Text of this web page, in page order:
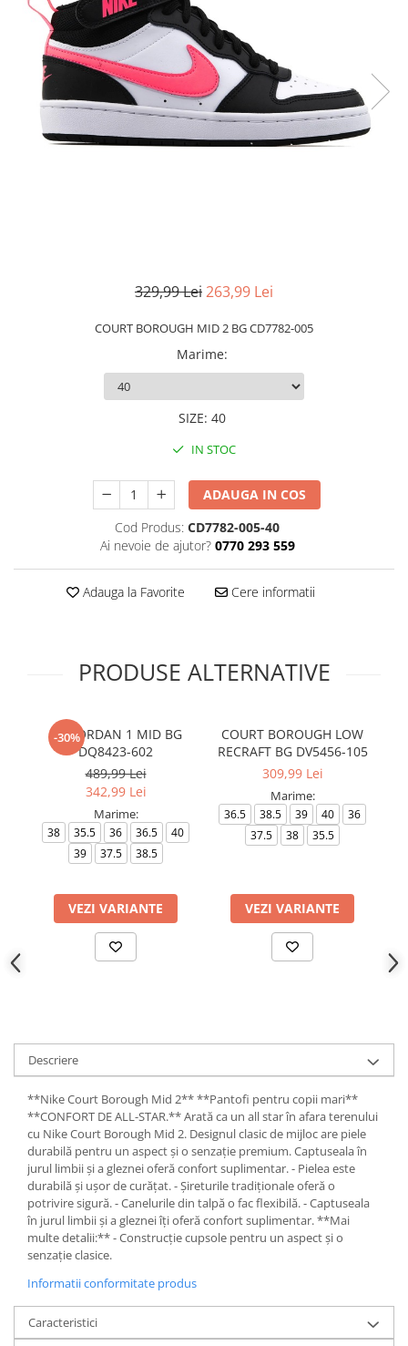
Slapi barbati
Mocasini
Pantofi sport femei
Slapi femei
Sandale & Slapi copii
329,99 Lei263,99 Lei
COURT BOROUGH MID 2 BG CD7782-005
Marime:
SIZE: 40
IN STOC
ADAUGA IN COS
Cod Produs: CD7782-005-40
Ai nevoie de ajutor? 0770 293 559
Adauga la Favorite Cere informatii
PRODUSE ALTERNATIVE
-30%
AIR JORDAN 1 MID BG
DQ8423-602
489,99 Lei
342,99 Lei
Marime:
38 35.5 36 36.5
40
39
37.5 38.5
VEZI VARIANTE
COURT BOROUGH LOW
RECRAFT BG DV5456-105
309,99 Lei
Marime:
36.5 38.5 39 40
36
37.5
38 35.5
VEZI VARIANTE
Descriere
**Nike Court Borough Mid 2** **Pantofi pentru copii mari**
**CONFORT DE ALL-STAR.** Arată ca un all star în afara terenului
cu Nike Court Borough Mid 2. Designul clasic de mijloc are piele
durabilă pentru un aspect și o senzație premium. Captuseala în
jurul limbii și a gleznei oferă confort suplimentar. - Pielea este
durabilă și ușor de curățat. - Șireturile tradiționale oferă o
potrivire sigură. - Canelurile din talpă o fac flexibilă. - Captuseala
în jurul limbii și a gleznei îți oferă confort suplimentar. **Mai
multe detalii:** - Construcție cupsole pentru un aspect și o
senzație clasice.
Informatii conformitate produs
Caracteristici